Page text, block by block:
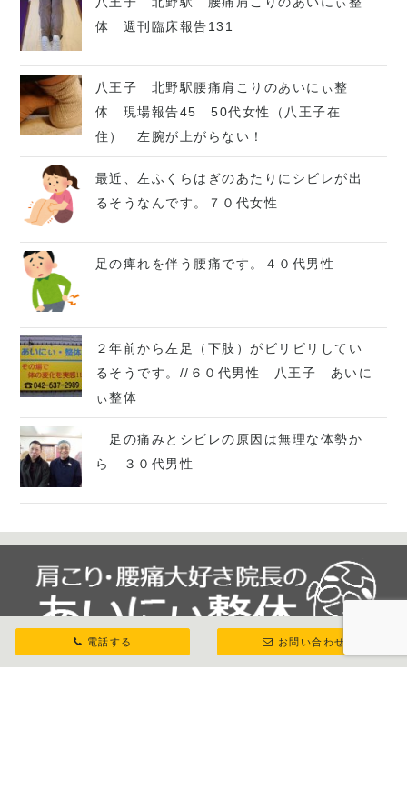
体 週刊臨床報告131
八王子 北野駅腰痛肩こりのあいにぃ整
体 現場報告45 50代女性（八王子在
住） 左腕が上がらない！
最近、左ふくらはぎのあたりにシビレが出
るそうなんです。７０代女性
足の痺れを伴う腰痛です。４０代男性
２年前から左足（下肢）がビリビリしてい
るそうです。//６０代男性 八王子 あいに
ぃ整体
足の痛みとシビレの原因は無理な体勢か
ら ３０代男性
八王子市北野｜腰痛や肩こりのお悩みはあいにぃ整
電話する お問い合わせ